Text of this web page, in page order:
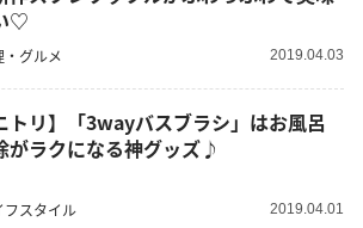
♡
・グルメ 2019.04.03
トリ】「3wayバスブラシ」はお風呂
がラクになる神グッズ♪
フスタイル 2019.04.01